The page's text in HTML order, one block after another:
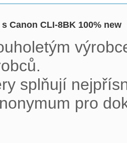
Canon CLI-8BK 100% new
splňují
pro